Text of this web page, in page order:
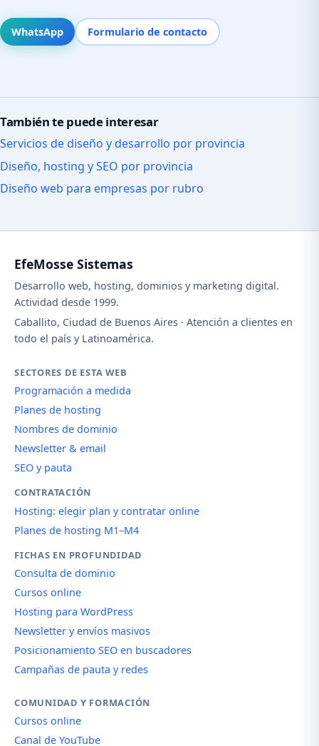
WhatsApp Formulario de contacto
También te puede interesar
Servicios de diseño y desarrollo por provincia
Diseño, hosting y SEO por provincia
Diseño web para empresas por rubro
EfeMosse Sistemas
Desarrollo web, hosting, dominios y marketing digital.
Actividad desde 1999.
Caballito, Ciudad de Buenos Aires · Atención a clientes en
todo el país y Latinoamérica.
SECTORES DE ESTA WEB
Programación a medida
Planes de hosting
Nombres de dominio
Newsletter & email
SEO y pauta
CONTRATACIÓN
Hosting: elegir plan y contratar online
Planes de hosting M1–M4
FICHAS EN PROFUNDIDAD
Consulta de dominio
Cursos online
Hosting para WordPress
Newsletter y envíos masivos
Posicionamiento SEO en buscadores
Campañas de pauta y redes
COMUNIDAD Y FORMACIÓN
Cursos online
Canal de YouTube